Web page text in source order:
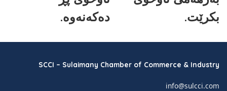
بکرێت.
دەکەنەوە.
SCCI – Sulaimany Chamber of Commerce & Industry
info@sulcci.com